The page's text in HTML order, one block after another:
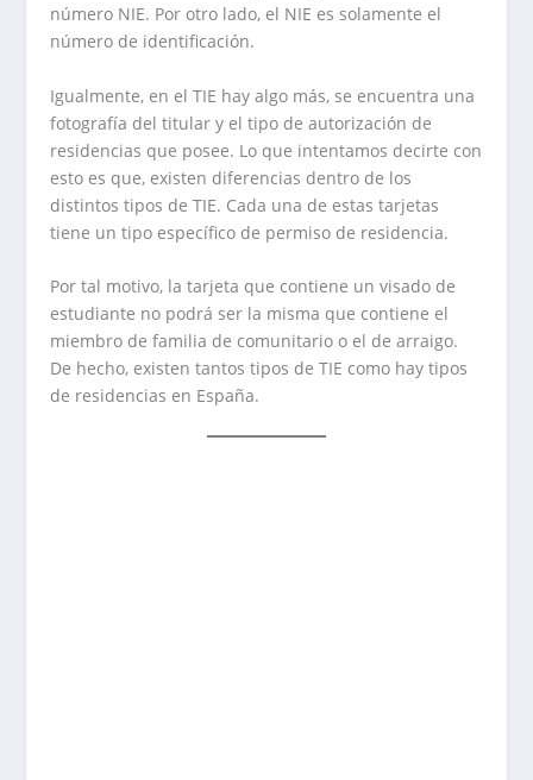
número NIE. Por otro lado, el NIE es solamente el
número de identificación.
Igualmente, en el TIE hay algo más, se encuentra una
fotografía del titular y el tipo de autorización de
residencias que posee. Lo que intentamos decirte con
esto es que, existen diferencias dentro de los
distintos tipos de TIE. Cada una de estas tarjetas
tiene un tipo específico de permiso de residencia.
Por tal motivo, la tarjeta que contiene un visado de
estudiante no podrá ser la misma que contiene el
miembro de familia de comunitario o el de arraigo.
De hecho, existen tantos tipos de TIE como hay tipos
de residencias en España.